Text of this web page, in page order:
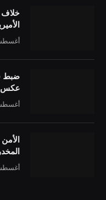
خلاف
أغسطس 5,
ضبط
عكس
أغسطس 5,
أغسطس 5,